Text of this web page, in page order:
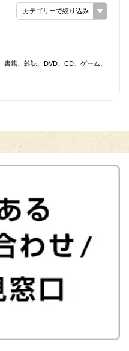
カテゴリーで絞り込み
籍、雑誌、DVD、CD、ゲーム、